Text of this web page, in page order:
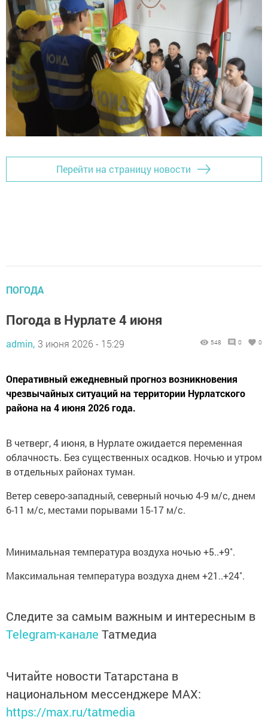
Перейти на страницу новости
ПОГОДА
Погода в Нурлате 4 июня
admin, 3 июня 2026 - 15:29 548 0 0
Оперативный ежедневный прогноз возникновения
чрезвычайных ситуаций на территории Нурлатского
района на 4 июня 2026 года.
В четверг, 4 июня, в Нурлате ожидается переменная
облачность. Без существенных осадков. Ночью и утром
в отдельных районах туман.
Ветер северо-западный, северный ночью 4-9 м/с, днем
6-11 м/с, местами порывами 15-17 м/с.
Минимальная температура воздуха ночью +5..+9˚.
Максимальная температура воздуха днем +21..+24˚.
Следите за самым важным и интересным в
Telegram-канале Татмедиа
Читайте новости Татарстана в
национальном мессенджере MАХ:
https://max.ru/tatmedia